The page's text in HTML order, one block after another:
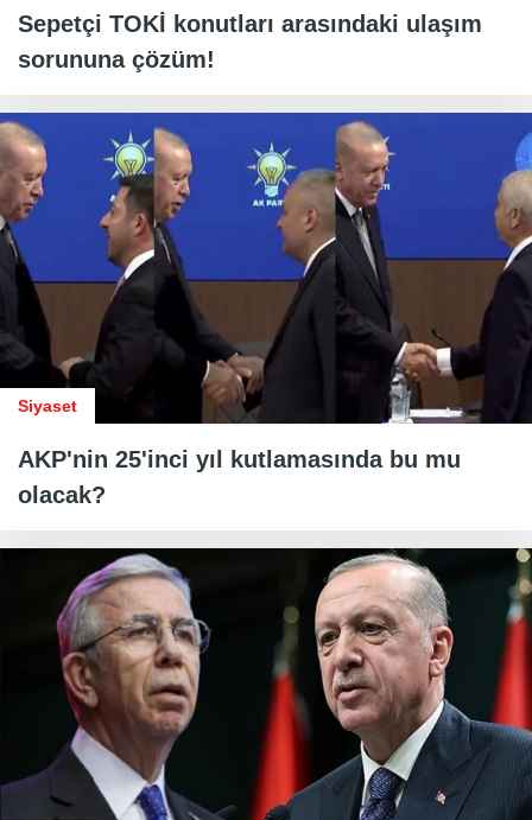
Sepetçi TOKİ konutları arasındaki ulaşım
sorununa çözüm!
Siyaset
AKP'nin 25'inci yıl kutlamasında bu mu
olacak?